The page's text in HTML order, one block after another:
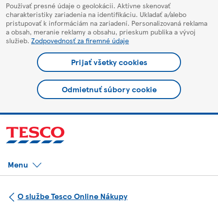
Používať presné údaje o geolokácii. Aktívne skenovať
charakteristiky zariadenia na identifikáciu. Ukladať a/alebo
pristupovať k informáciám na zariadení. Personalizovaná reklama
a obsah, meranie reklamy a obsahu, prieskum publika a vývoj
služieb. Zodpovednosť za firemné údaje
Prijať všetky cookies
Odmietnuť súbory cookie
Menu
O službe Tesco Online Nákupy